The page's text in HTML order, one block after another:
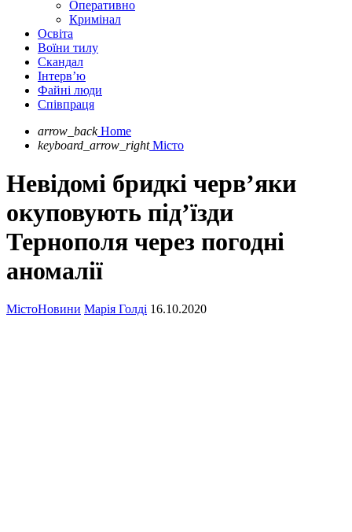
Оперативно
Кримінал
Освіта
Воїни тилу
Скандал
Інтерв’ю
Файні люди
Співпраця
arrow_back Home
keyboard_arrow_right Місто
Невідомі бридкі черв’яки
окуповують під’їзди
Тернополя через погодні
аномалії
МістоНовини Марія Голді 16.10.2020